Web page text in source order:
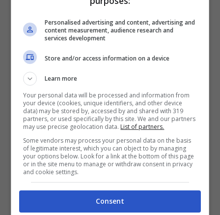
se volete anche voi approfittare di questa
incredibile offerta, non dovrete fare altro che
abbonarvi all’Xbox Game Pass o al PC Game
Pass per poter giocare rispettivamente su
console Xbox o su PC il titolo canadese.
Se ti abboni al Game Pass non devi acquistare FIFA 23 –
Personalised advertising and content, advertising and
content measurement, audience research and
services development
Store and/or access information on a device
Learn more
Your personal data will be processed and information from
your device (cookies, unique identifiers, and other device
data) may be stored by, accessed by and shared with 319
partners, or used specifically by this site. We and our partners
may use precise geolocation data. List of partners.
Some vendors may process your personal data on the basis
of legitimate interest, which you can object to by managing
your options below. Look for a link at the bottom of this page
or in the site menu to manage or withdraw consent in privacy
and cookie settings.
Consent